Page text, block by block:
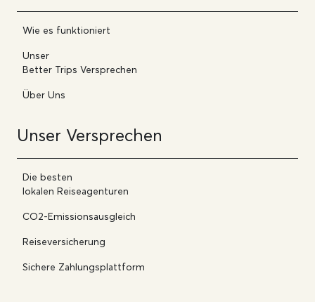
Wie es funktioniert
Unser
Better Trips Versprechen
Über Uns
Unser Versprechen
Die besten
lokalen Reiseagenturen
CO2-Emissionsausgleich
Reiseversicherung
Sichere Zahlungsplattform